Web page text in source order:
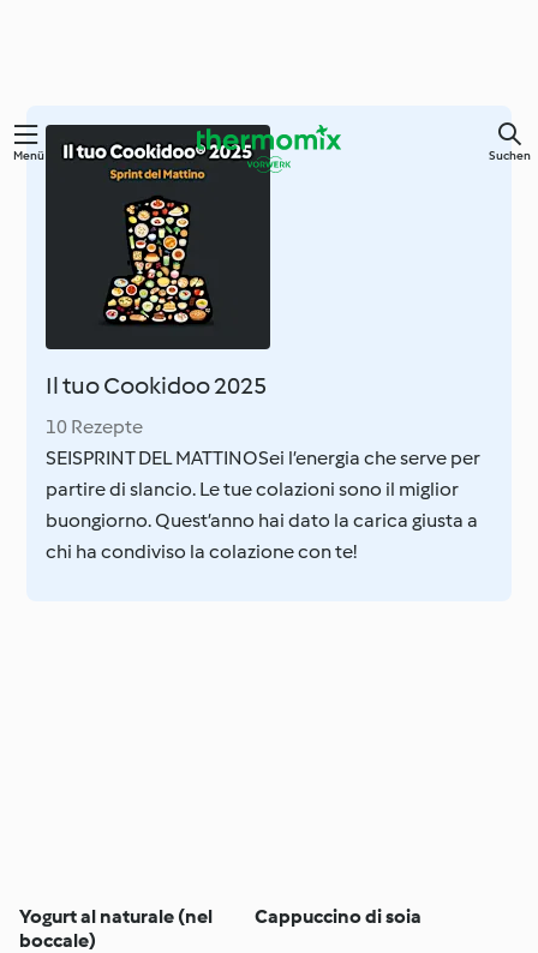
Springe
Menü Suchen
Il tuo Cookidoo 2025
10 Rezepte
SEISPRINT DEL MATTINOSei l’energia che serve per
partire di slancio. Le tue colazioni sono il miglior
buongiorno. Quest’anno hai dato la carica giusta a
chi ha condiviso la colazione con te!
Yogurt al naturale (nel
boccale)
Cappuccino di soia